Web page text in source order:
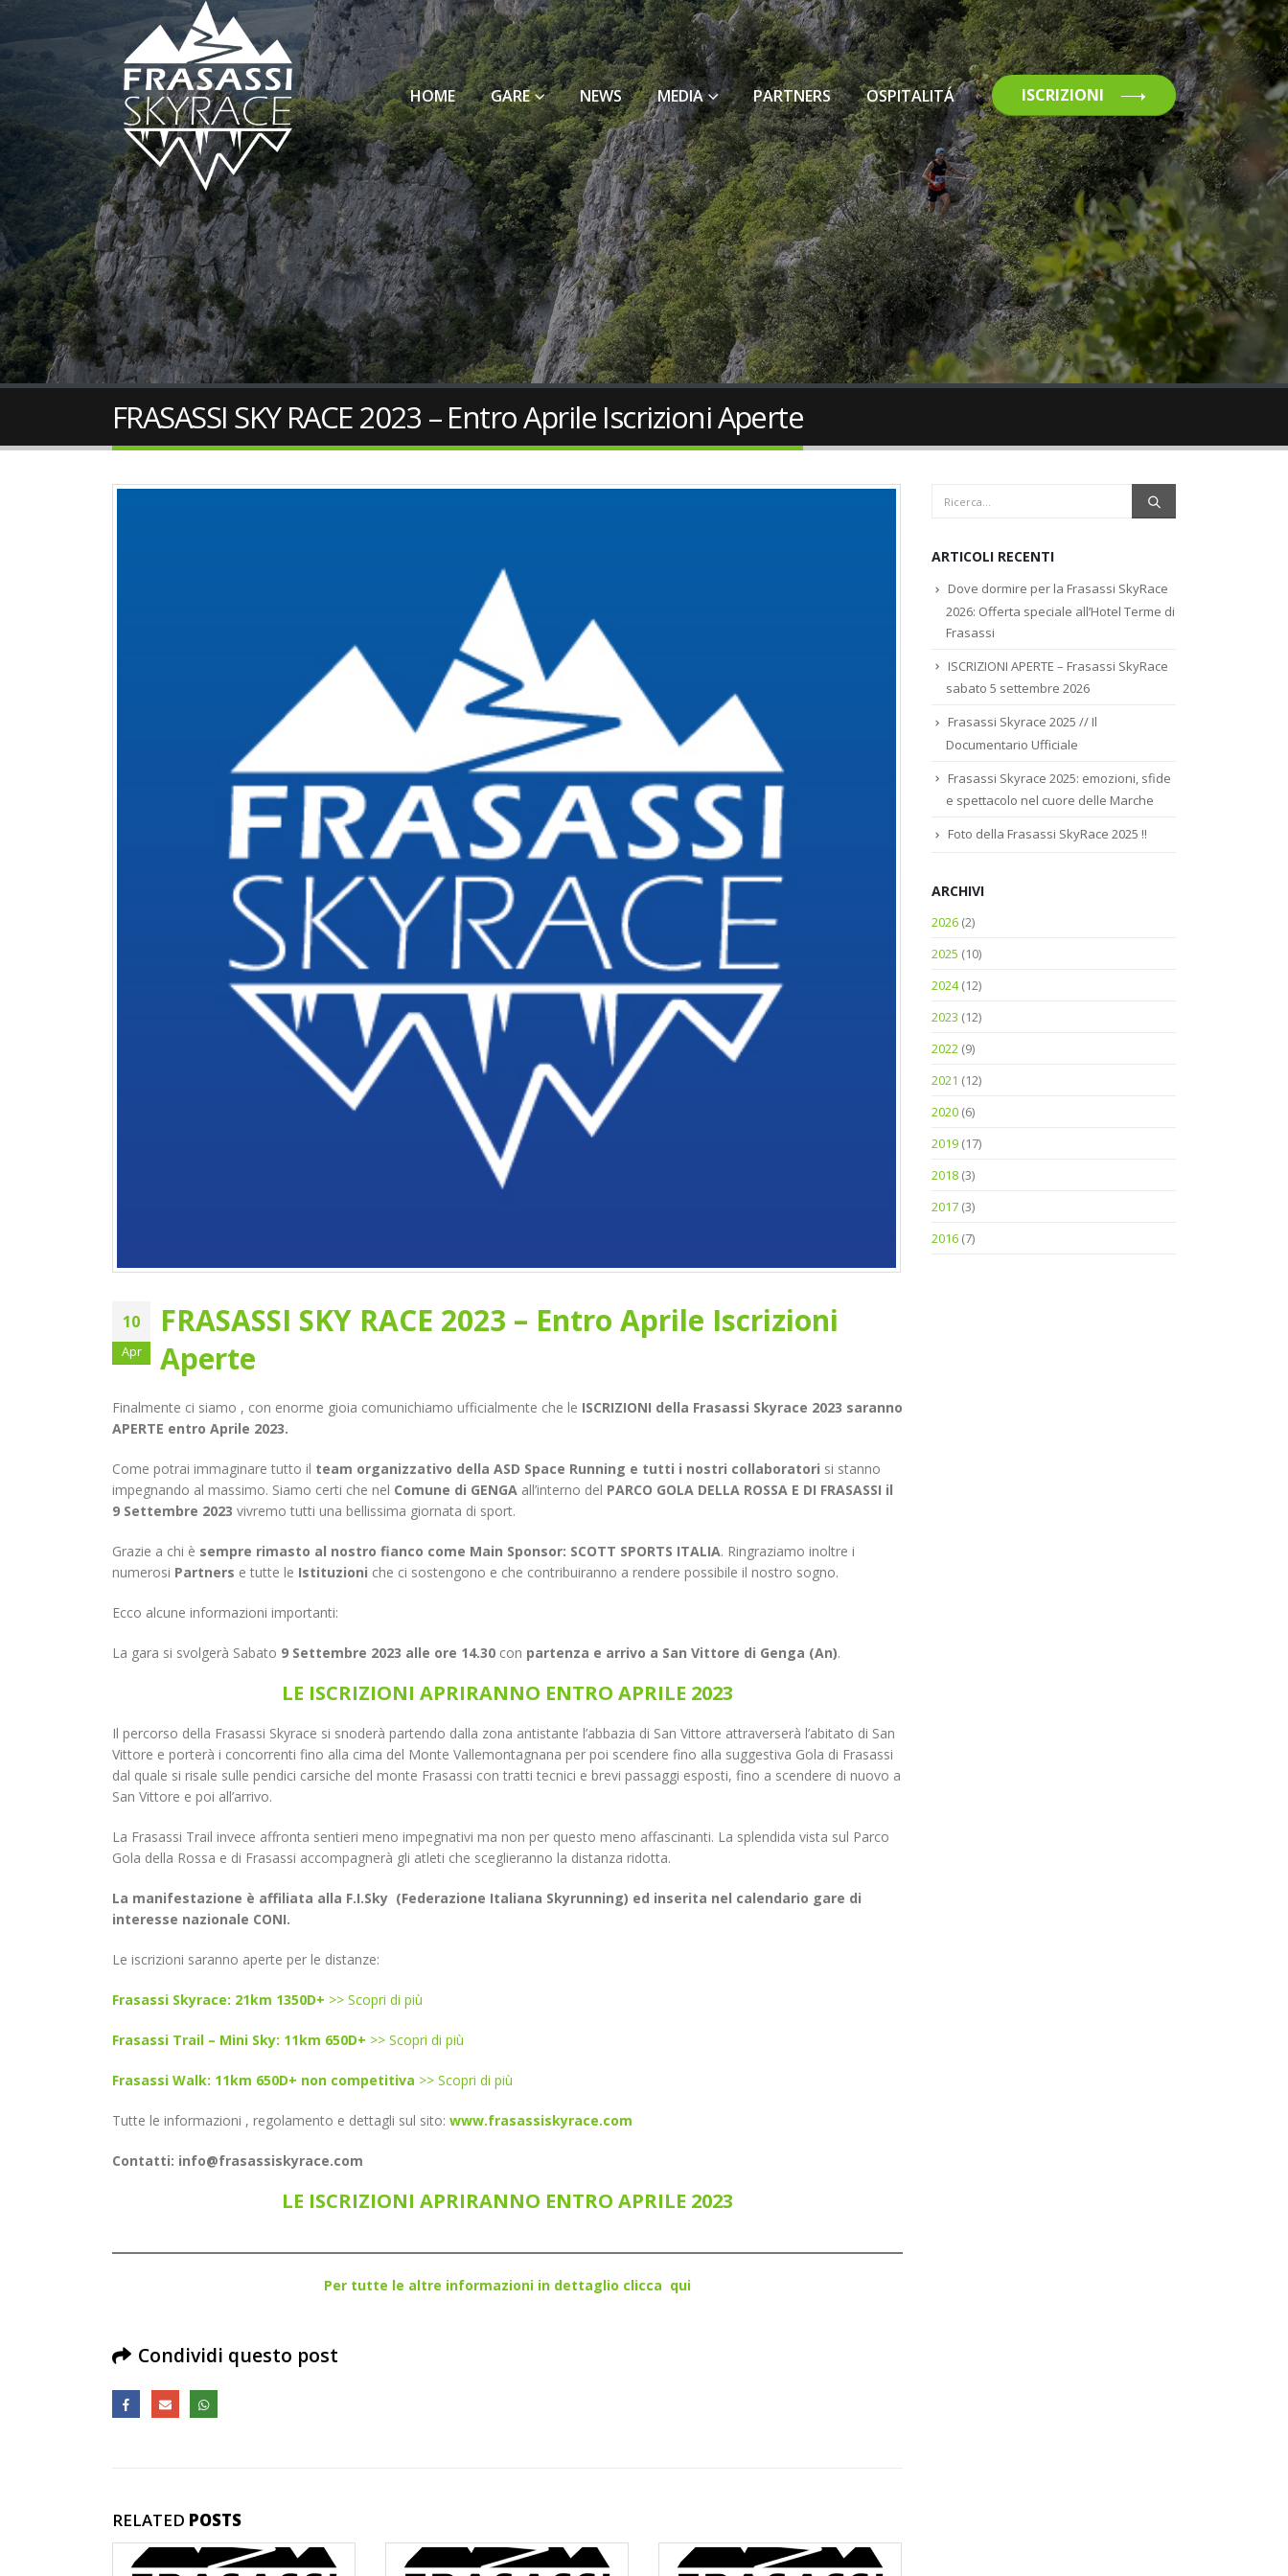
HOME GARE NEWS MEDIA PARTNERS OSPITALITÁ ISCRIZIONI
FRASASSI SKY RACE 2023 – Entro Aprile Iscrizioni Aperte
10
Apr
FRASASSI SKY RACE 2023 – Entro Aprile Iscrizioni
Aperte
Finalmente ci siamo , con enorme gioia comunichiamo ufficialmente che le ISCRIZIONI della Frasassi Skyrace 2023 saranno
APERTE entro Aprile 2023.
Come potrai immaginare tutto il team organizzativo della ASD Space Running e tutti i nostri collaboratori si stanno
impegnando al massimo. Siamo certi che nel Comune di GENGA all’interno del PARCO GOLA DELLA ROSSA E DI FRASASSI il
9 Settembre 2023 vivremo tutti una bellissima giornata di sport.
Grazie a chi è sempre rimasto al nostro fianco come Main Sponsor: SCOTT SPORTS ITALIA. Ringraziamo inoltre i
numerosi Partners e tutte le Istituzioni che ci sostengono e che contribuiranno a rendere possibile il nostro sogno.
Ecco alcune informazioni importanti:
La gara si svolgerà Sabato 9 Settembre 2023 alle ore 14.30 con partenza e arrivo a San Vittore di Genga (An).
LE ISCRIZIONI APRIRANNO ENTRO APRILE 2023
Il percorso della Frasassi Skyrace si snoderà partendo dalla zona antistante l’abbazia di San Vittore attraverserà l’abitato di San
Vittore e porterà i concorrenti fino alla cima del Monte Vallemontagnana per poi scendere fino alla suggestiva Gola di Frasassi
dal quale si risale sulle pendici carsiche del monte Frasassi con tratti tecnici e brevi passaggi esposti, fino a scendere di nuovo a
San Vittore e poi all’arrivo.
La Frasassi Trail invece affronta sentieri meno impegnativi ma non per questo meno affascinanti. La splendida vista sul Parco
Gola della Rossa e di Frasassi accompagnerà gli atleti che sceglieranno la distanza ridotta.
La manifestazione è affiliata alla F.I.Sky (Federazione Italiana Skyrunning) ed inserita nel calendario gare di
interesse nazionale CONI.
Le iscrizioni saranno aperte per le distanze:
Frasassi Skyrace: 21km 1350D+ >> Scopri di più
Frasassi Trail – Mini Sky: 11km 650D+ >> Scopri di più
Frasassi Walk: 11km 650D+ non competitiva >> Scopri di più
Tutte le informazioni , regolamento e dettagli sul sito: www.frasassiskyrace.com
Contatti: info@frasassiskyrace.com
LE ISCRIZIONI APRIRANNO ENTRO APRILE 2023
Per tutte le altre informazioni in dettaglio clicca qui
Condividi questo post
RELATED POSTS
ARTICOLI RECENTI
Dove dormire per la Frasassi SkyRace
2026: Offerta speciale all’Hotel Terme di
Frasassi
ISCRIZIONI APERTE – Frasassi SkyRace
sabato 5 settembre 2026
Frasassi Skyrace 2025 // Il
Documentario Ufficiale
Frasassi Skyrace 2025: emozioni, sfide
e spettacolo nel cuore delle Marche
Foto della Frasassi SkyRace 2025 !!
ARCHIVI
2026 (2)
2025 (10)
2024(12)
2023 (12)
2022 (9)
2021 (12)
2020 (6)
2019 (17)
2018 (3)
2017 (3)
2016 (7)